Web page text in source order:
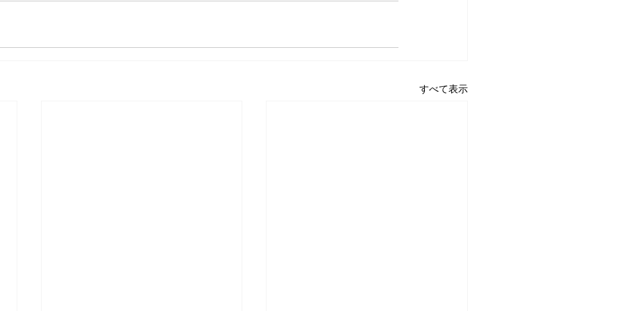
すべて表示